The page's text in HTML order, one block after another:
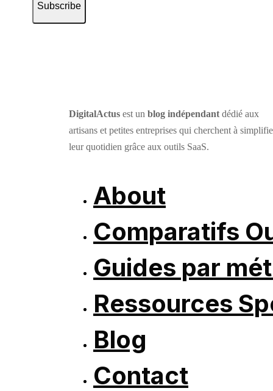
Subscribe
DigitalActus est un blog indépendant dédié aux
artisans et petites entreprises qui cherchent à
leur quotidien grâce aux outils SaaS.
About
Comparatifs
Guides par
Ressources
Blog
Contact